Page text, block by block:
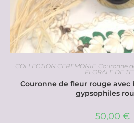
COLLECTION CEREMONIE, Couronne
FLORALE DE
Couronne de fleur rouge avec
gypsophiles
50,00 €